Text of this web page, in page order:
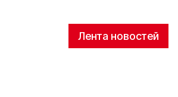
Лента новостей